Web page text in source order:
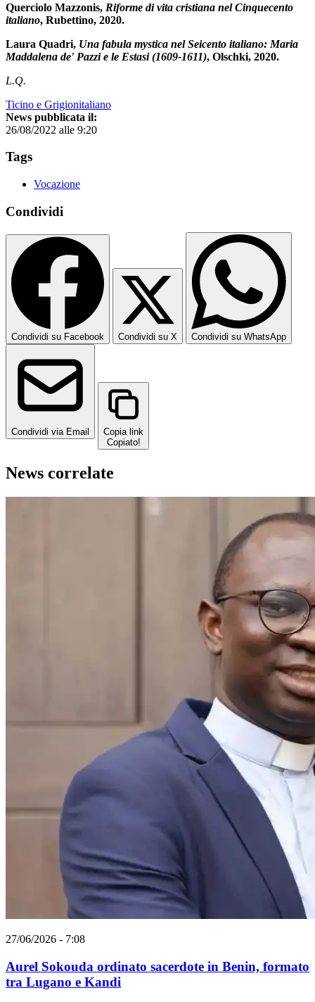
Querciolo Mazzonis, Riforme di vita cristiana nel Cinquecento
italiano, Rubettino, 2020.
Laura Quadri, Una fabula mystica nel Seicento italiano: Maria
Maddalena de' Pazzi e le Estasi (1609-1611), Olschki, 2020.
L.Q.
Ticino e Grigionitaliano
News pubblicata il:
26/08/2022 alle 9:20
Tags
Vocazione
Condividi
Condividi su Facebook Condividi su X Condividi su WhatsApp
Condividi via Email
Copia link
Copiato!
News correlate
27/06/2026 - 7:08
Aurel Sokouda ordinato sacerdote in Benin, formato
tra Lugano e Kandi